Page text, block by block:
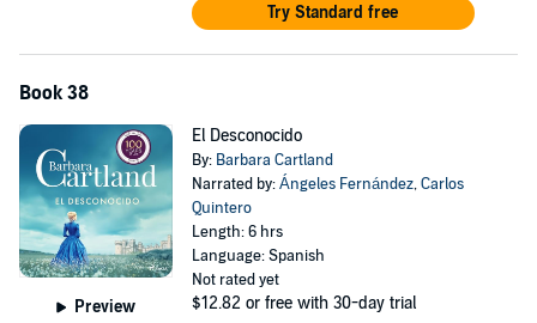
Try Standard free
Book 38
Preview
El Desconocido
By: Barbara Cartland
Narrated by:Ángeles Fernández,Carlos
Quintero
Length: 6 hrs
Language: Spanish
Not rated yet
$12.82 or free with 30-day trial